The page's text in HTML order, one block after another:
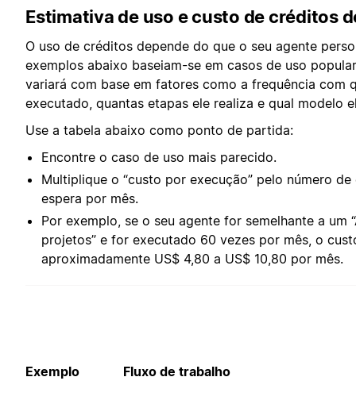
Estimativa de uso e custo de créditos
O uso de créditos depende do que o seu agente
exemplos abaixo baseiam-se em casos de uso
variará com base em fatores como a frequência com
executado, quantas etapas ele realiza e qual modelo
Use a tabela abaixo como ponto de partida:
Encontre o caso de uso mais parecido.
Multiplique o “custo por execução” pelo número
espera por mês.
Por exemplo, se o seu agente for semelhante a um
projetos” e for executado 60 vezes por mês, o
aproximadamente US$ 4,80 a US$ 10,80 por mês.
Exemplo Fluxo de trabalho